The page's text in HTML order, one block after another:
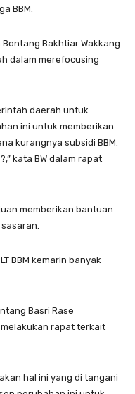
BBM.
Bakhtiar Wakkang
dalam merefocusing
daerah untuk
ini untuk memberikan
kurangnya subsidi BBM.
kata BW dalam rapat
memberikan bantuan
BBM kemarin banyak
Basri Rase
rapat terkait
hal ini yang di tangani